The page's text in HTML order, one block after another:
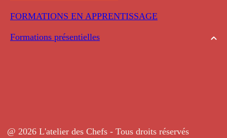
FORMATIONS EN APPRENTISSAGE
Formations présentielles
@ 2026 L'atelier des Chefs - Tous droits réservés